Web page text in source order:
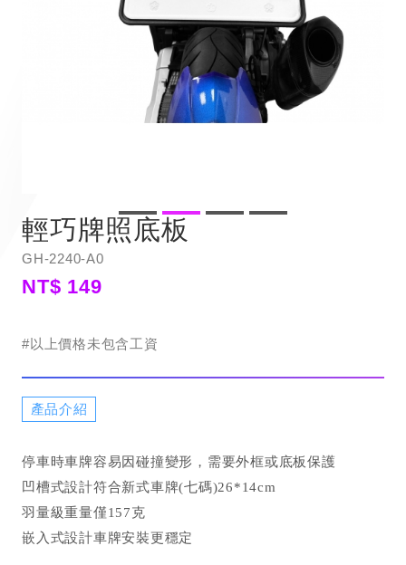
輕巧牌照底板
GH-2240-A0
NT$ 149
#以上價格未包含工資
產品介紹
停車時車牌容易因碰撞變形，需要外框或底板保護
凹槽式設計符合新式車牌(七碼)26*14cm
羽量級重量僅157克
嵌入式設計車牌安裝更穩定